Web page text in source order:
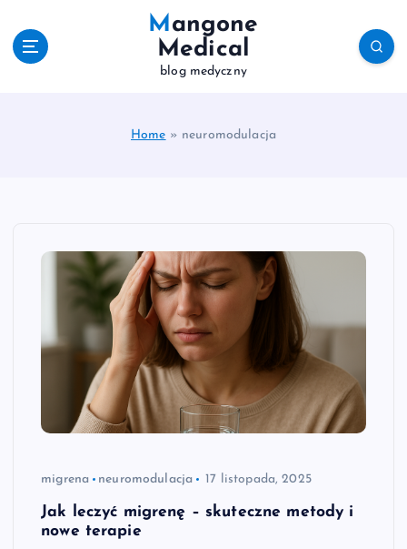
Mangone
Medical
blog medyczny
Home » neuromodulacja
migrena neuromodulacja 17 listopada, 2025
Jak leczyć migrenę – skuteczne metody i
nowe terapie